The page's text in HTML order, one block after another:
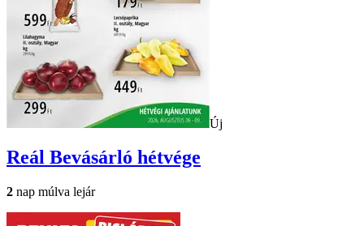
Új
Reál Bevásárló hétvége
2 nap múlva lejár